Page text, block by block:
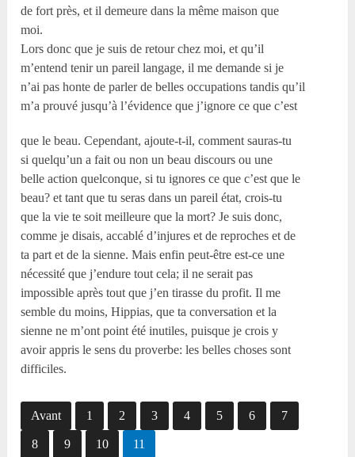
de fort près, et il demeure dans la même maison que
moi.
Lors donc que je suis de retour chez moi, et qu’il
m’entend tenir un pareil langage, il me demande si je
n’ai pas honte de parler de belles occupations tandis qu’il
m’a prouvé jusqu’à l’évidence que j’ignore ce que c’est
que le beau. Cependant, ajoute-t-il, comment sauras-tu
si quelqu’un a fait ou non un beau discours ou une
belle action quelconque, si tu ignores ce que c’est que le
beau? et tant que tu seras dans un pareil état, crois-tu
que la vie te soit meilleure que la mort? Je suis donc,
comme je disais, accablé d’injures et de reproches et de
ta part et de la sienne. Mais enfin peut-être est-ce une
nécessité que j’endure tout cela; il ne serait pas
impossible après tout que j’en tirasse du profit. Il me
semble du moins, Hippias, que ta conversation et la
sienne ne m’ont point été inutiles, puisque je crois y
avoir appris le sens du proverbe: les belles choses sont
difficiles.
Avant 1 2 3 4 5 6 7
8 9 10 11